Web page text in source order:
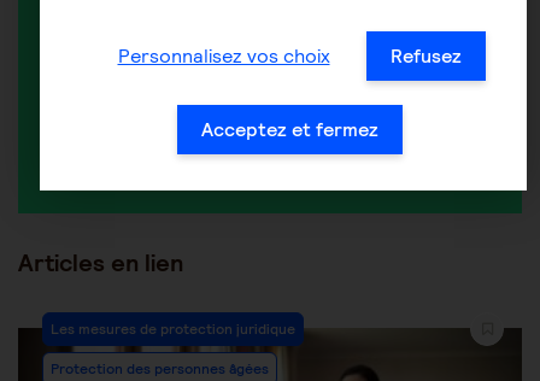
Articles en lien
Les mesures de protection juridique
Protection des personnes âgées
Personnalisez vos choix Refusez
Acceptez et fermez